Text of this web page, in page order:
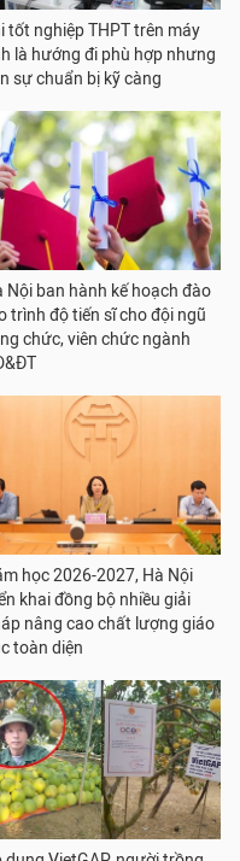
tốt nghiệp THPT trên máy
là hướng đi phù hợp nhưng
sự chuẩn bị kỹ càng
Nội ban hành kế hoạch đào
trình độ tiến sĩ cho đội ngũ
chức, viên chức ngành
học 2026-2027, Hà Nội
khai đồng bộ nhiều giải
nâng cao chất lượng giáo
toàn diện